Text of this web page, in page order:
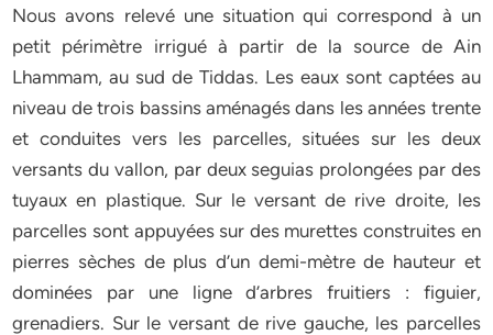
Nous avons relevé une situation qui correspond à un
petit périmètre irrigué à partir de la source de Ain
Lhammam, au sud de Tiddas. Les eaux sont captées au
niveau de trois bassins aménagés dans les années trente
et conduites vers les parcelles, situées sur les deux
versants du vallon, par deux seguias prolongées par des
tuyaux en plastique. Sur le versant de rive droite, les
parcelles sont appuyées sur des murettes construites en
pierres sèches de plus d’un demi-mètre de hauteur et
dominées par une ligne d’arbres fruitiers : figuier,
grenadiers. Sur le versant de rive gauche, les parcelles